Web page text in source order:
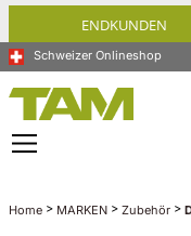
springenENDKUNDEN
Schweizer Onlineshop
Home > MARKEN > Zubehör >